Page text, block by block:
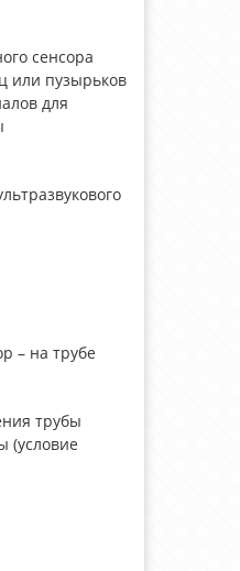
сенсора
или пузырьков
для
– на трубе
трубы
(условие